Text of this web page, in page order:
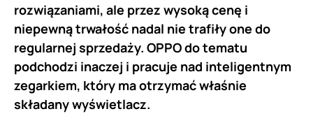
rozwiązaniami, ale przez wysoką cenę i
niepewną trwałość nadal nie trafiły one do
regularnej sprzedaży. OPPO do tematu
podchodzi inaczej i pracuje nad inteligentnym
zegarkiem, który ma otrzymać właśnie
składany wyświetlacz.